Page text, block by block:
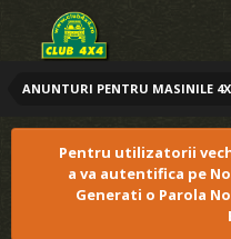
ANUNTURI PENTRU MASINILE
Pentru utilizatorii
a va autentifica pe
Generati o Parola